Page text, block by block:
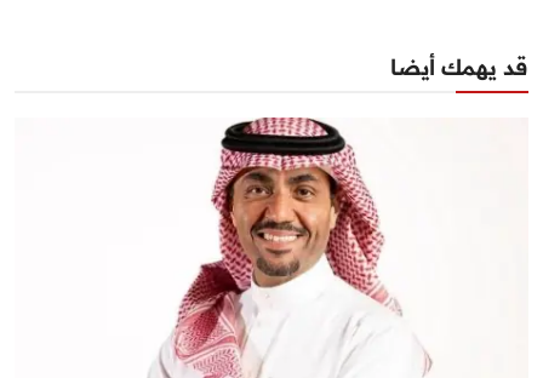
قد يهمك أيضا